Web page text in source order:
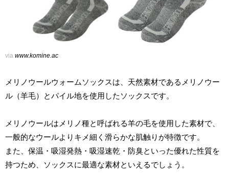
via www.komine.ac
メリノウールウォームソックスは、天然素材であるメリノウー
ル（羊毛）とパイル地を使用したソックスです。
メリノウールはメリノ種と呼ばれる羊の毛を使用した素材で、
一般的なウールよりキメ細く滑らかな肌触りが特徴です。
また、保温・吸湿発熱・吸湿速乾・防臭といった優れた性質を
持つため、ソックスに最適な素材といえるでしょう。